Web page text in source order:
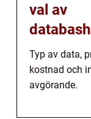
val av
Typ av data,
kostnad och
avgörande.